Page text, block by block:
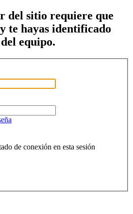
del sitio requiere que
te hayas identificado
equipo.
de conexión en esta sesión